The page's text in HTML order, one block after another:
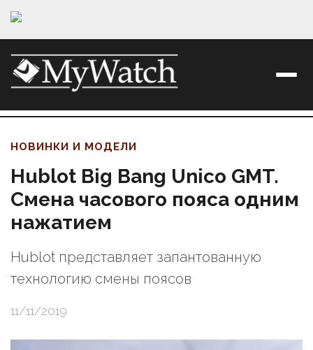
НОВИНКИ И МОДЕЛИ
Hublot Big Bang Unico GMT.
Смена часового пояса одним
нажатием
Hublot представляет запантованную
технологию смены поясов
11/11/2019